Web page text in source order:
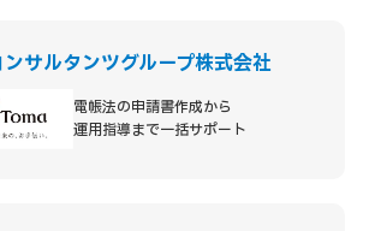
サルタンツグループ株式会社
電帳法の申請書作成から
運用指導まで一括サポート